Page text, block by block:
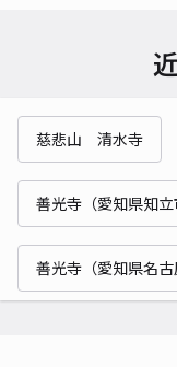
慈悲山 清水寺
善光寺（愛知県知立
善光寺（愛知県名古